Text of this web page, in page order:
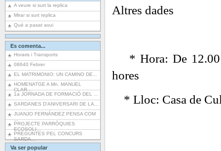
A veure si surt la replica
Mirar si surt replica
Qué a pasat avui
Es comenta...
Horaris i Transports
08640 Febrer
EL MATRIMONIO: UN CAMINO DE...
HOMENATGE A Mn. MANUEL
CLAR...
1a JORNADA DE FORMACIÓ DEL ...
SARDANES D'ANIVERSARI DE LA...
JUANJO FERNÁNDEZ PENSA COM
...
PROJECTE PARRÒQUIES
ECOSOLI...
PREGUNTES PEL CONCURS
SARDA...
Va ser popular
Altres dades
* Hora: De
hores
* Lloc: Casa de